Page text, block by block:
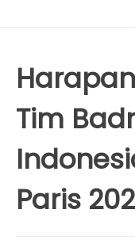
Tim
Paris